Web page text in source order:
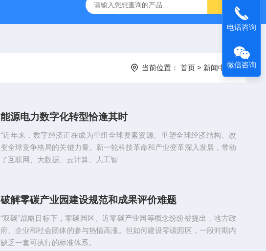
当前位置： 首页> 新闻中心
能源电力数字化转型恰逢其时
“近年来，数字经济正在成为重组全球要素资源、重塑全球经济结构、改
变全球竞争格局的关键力量。新一轮科技革命和产业变革深入发展，带动
了互联网、大数据、云计算、人工智
破解零碳产业园建设规范和成果评价难题
“双碳”战略目标下，零碳园区、近零碳产业园等概念纷纷被提出，地方政
府、企业和社会团体的参与热情高涨。但如何建设零碳园区，一段时期内
缺乏一套可执行的标准体系。
电话咨询
微信咨询